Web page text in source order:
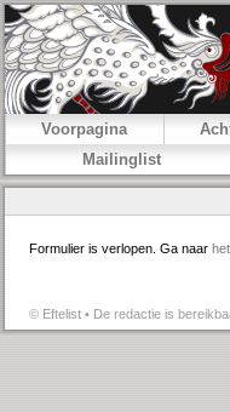
Voorpagina
Mailinglist
Formulier is verlopen. Ga naar
© Eftelist • De redactie is